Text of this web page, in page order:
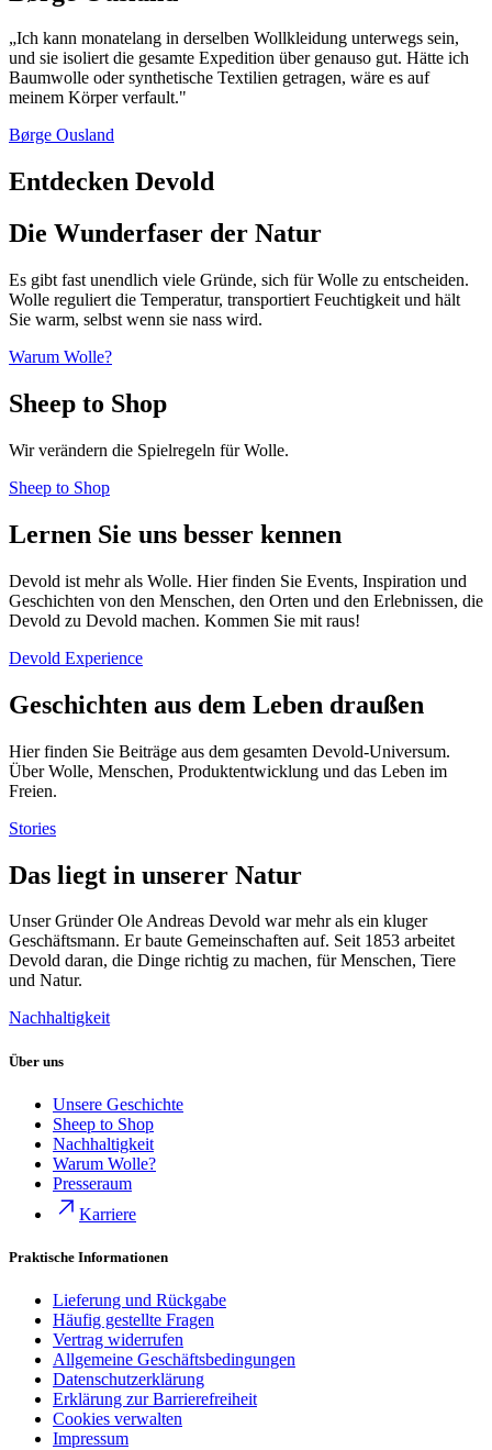
„Ich kann monatelang in derselben Wollkleidung unterwegs sein,
und sie isoliert die gesamte Expedition über genauso gut. Hätte ich
Baumwolle oder synthetische Textilien getragen, wäre es auf
meinem Körper verfault."
Børge Ousland
Entdecken Devold
Die Wunderfaser der Natur
Es gibt fast unendlich viele Gründe, sich für Wolle zu entscheiden.
Wolle reguliert die Temperatur, transportiert Feuchtigkeit und hält
Sie warm, selbst wenn sie nass wird.
Warum Wolle?
Sheep to Shop
Wir verändern die Spielregeln für Wolle.
Sheep to Shop
Lernen Sie uns besser kennen
Devold ist mehr als Wolle. Hier finden Sie Events, Inspiration und
Geschichten von den Menschen, den Orten und den Erlebnissen, die
Devold zu Devold machen. Kommen Sie mit raus!
Devold Experience
Geschichten aus dem Leben draußen
Hier finden Sie Beiträge aus dem gesamten Devold-Universum.
Über Wolle, Menschen, Produktentwicklung und das Leben im
Freien.
Stories
Das liegt in unserer Natur
Unser Gründer Ole Andreas Devold war mehr als ein kluger
Geschäftsmann. Er baute Gemeinschaften auf. Seit 1853 arbeitet
Devold daran, die Dinge richtig zu machen, für Menschen, Tiere
und Natur.
Nachhaltigkeit
Über uns
Unsere Geschichte
Sheep to Shop
Nachhaltigkeit
Warum Wolle?
Presseraum
Karriere
Praktische Informationen
Lieferung und Rückgabe
Häufig gestellte Fragen
Vertrag widerrufen
Allgemeine Geschäftsbedingungen
Datenschutzerklärung
Erklärung zur Barrierefreiheit
Cookies verwalten
Impressum